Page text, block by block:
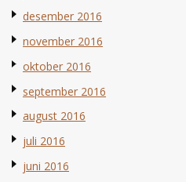
desember 2016
november 2016
oktober 2016
september 2016
august 2016
juli 2016
juni 2016